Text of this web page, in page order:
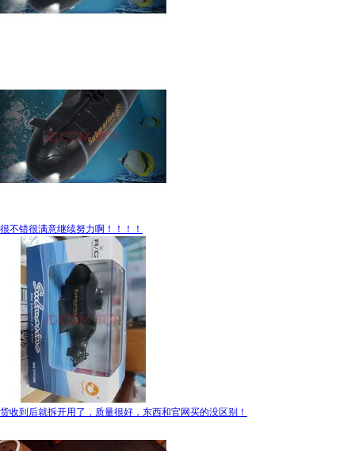
很不错很满意继续努力啊！！！！
货收到后就拆开用了，质量很好，东西和官网买的没区别！